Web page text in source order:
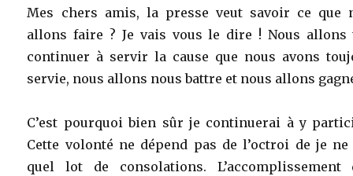
Mes chers amis, la presse veut savoir ce que
allons faire ? Je vais vous le dire ! Nous allons
continuer à servir la cause que nous avons
servie, nous allons nous battre et nous allons
C’est pourquoi bien sûr je continuerai à y
Cette volonté ne dépend pas de l’octroi de je ne
quel lot de consolations. L’accomplissement